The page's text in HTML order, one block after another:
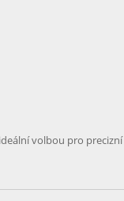
volbou pro